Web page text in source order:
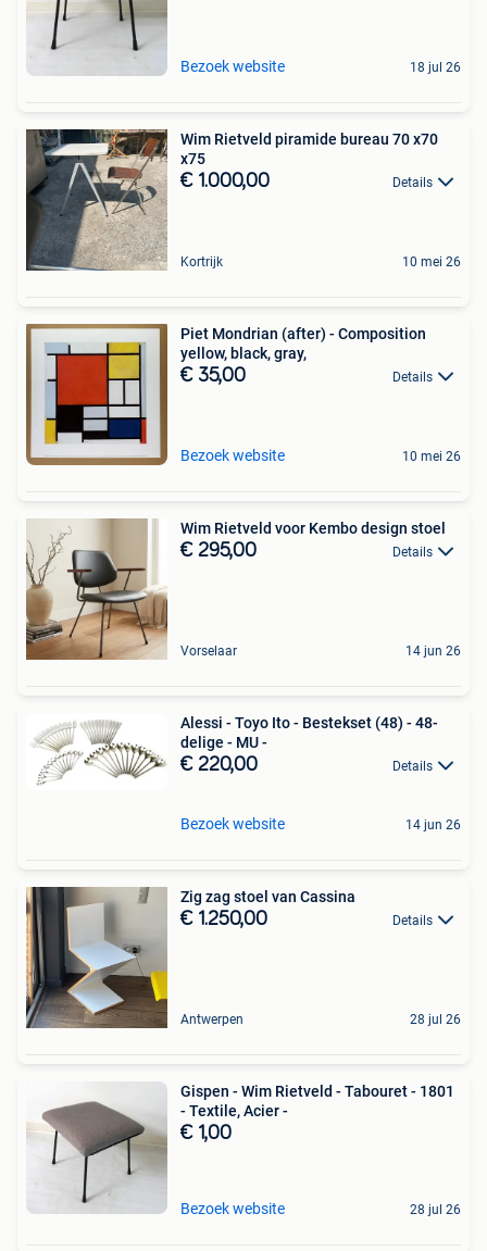
Bezoek website 18 jul 26
Wim Rietveld piramide bureau 70 x70
x75
€ 1.000,00 Details
Kortrijk 10 mei 26
Piet Mondrian (after) - Composition
yellow, black, gray,
€ 35,00 Details
Bezoek website 10 mei 26
Wim Rietveld voor Kembo design stoel
€ 295,00 Details
Vorselaar 14 jun 26
Alessi - Toyo Ito - Bestekset (48) - 48-
delige - MU -
€ 220,00 Details
Bezoek website 14 jun 26
Zig zag stoel van Cassina
€ 1.250,00 Details
Antwerpen 28 jul 26
Gispen - Wim Rietveld - Tabouret - 1801
- Textile, Acier -
€ 1,00
Bezoek website 28 jul 26